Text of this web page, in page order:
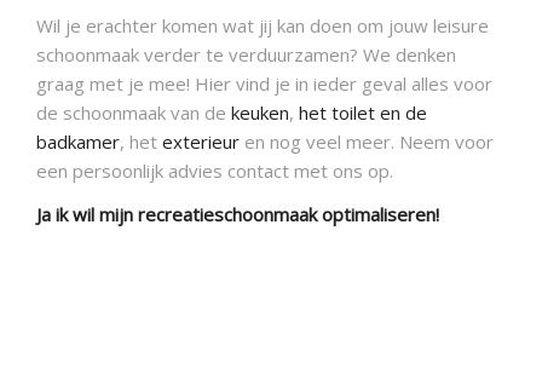
Wil je erachter komen wat jij kan doen om jouw leisure
schoonmaak verder te verduurzamen? We denken
graag met je mee! Hier vind je in ieder geval alles voor
de schoonmaak van de keuken, het toilet en de
badkamer, het exterieur en nog veel meer. Neem voor
een persoonlijk advies contact met ons op.
Ja ik wil mijn recreatieschoonmaak optimaliseren!